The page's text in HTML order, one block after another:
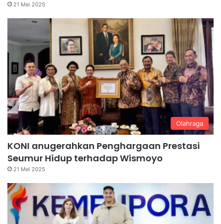
21 Mei 2025
Olahraga
KONI anugerahkan Penghargaan Prestasi
Seumur Hidup terhadap Wismoyo
21 Mei 2025